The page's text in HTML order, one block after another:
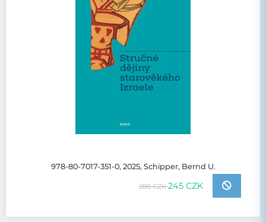
978-80-7017-351-0, 2025, Schipper, Bernd U.
288 CZK245 CZK